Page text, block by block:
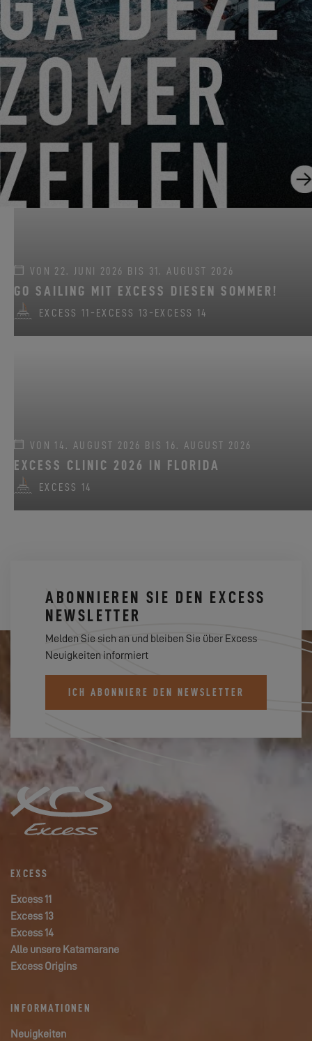
1035 Riverside Dr
Palmetto, USA
EINEN TERMIN VEREINBAREN
VON 22. JUNI 2026 BIS 31. AUGUST 2026
GO SAILING MIT EXCESS DIESEN SOMMER!
EXCESS 11 - EXCESS 13 - EXCESS 14
VON 14. AUGUST 2026 BIS 16. AUGUST 2026
EXCESS CLINIC 2026 IN FLORIDA
EXCESS 14
ABONNIEREN SIE DEN EXCESS
NEWSLETTER
Melden Sie sich an und bleiben Sie über Excess
Neuigkeiten informiert
ICH ABONNIERE DEN NEWSLETTER
EXCESS
Excess 11
Excess 13
Excess 14
Alle unsere Katamarane
Excess Origins
INFORMATIONEN
Neuigkeiten